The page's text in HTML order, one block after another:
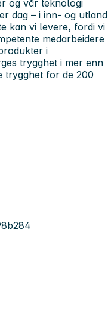
og vår teknologi
dag – i inn- og utland
kan vi levere, fordi vi
medarbeidere
i
trygghet i mer enn
trygghet for de 200